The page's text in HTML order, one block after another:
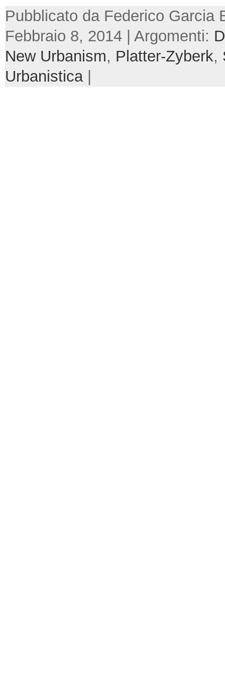
Pubblicato da Federico Garcia
Febbraio 8, 2014 | Argomenti:
New Urbanism, Platter-Zyberk,
Urbanistica|